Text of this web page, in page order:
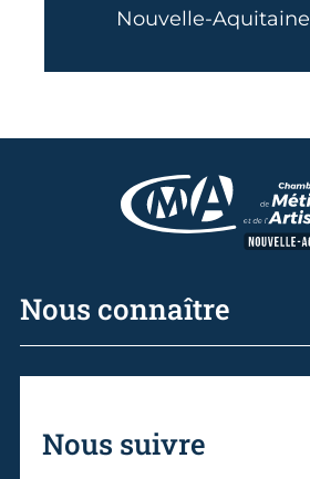
Nouvelle-Aquitaine
Nous connaître
Nous suivre